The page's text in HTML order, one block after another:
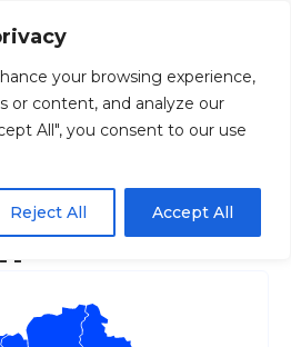
your browsing experience,
or content, and analyze our
All", you consent to our use
Reject All Accept All
Волинська Портал
та